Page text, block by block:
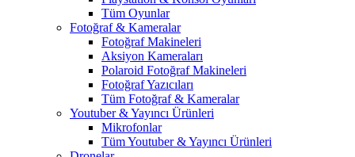
Tüm Oyunlar
Fotoğraf & Kameralar
Fotoğraf Makineleri
Aksiyon Kameraları
Polaroid Fotoğraf Makineleri
Fotoğraf Yazıcıları
Tüm Fotoğraf & Kameralar
Youtuber & Yayıncı Ürünleri
Mikrofonlar
Tüm Youtuber & Yayıncı Ürünleri